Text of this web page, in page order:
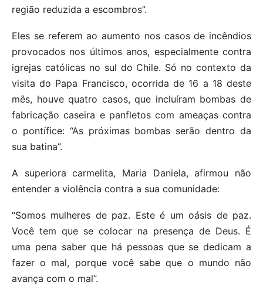
região reduzida a escombros”.
Eles se referem ao aumento nos casos de incêndios
provocados nos últimos anos, especialmente contra
igrejas católicas no sul do Chile. Só no contexto da
visita do Papa Francisco, ocorrida de 16 a 18 deste
mês, houve quatro casos, que incluíram bombas de
fabricação caseira e panfletos com ameaças contra
o pontífice: “As próximas bombas serão dentro da
sua batina”.
A superiora carmelita, Maria Daniela, afirmou não
entender a violência contra a sua comunidade:
“Somos mulheres de paz. Este é um oásis de paz.
Você tem que se colocar na presença de Deus. É
uma pena saber que há pessoas que se dedicam a
fazer o mal, porque você sabe que o mundo não
avança com o mal”.